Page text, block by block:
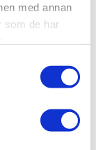
med annan
som de har